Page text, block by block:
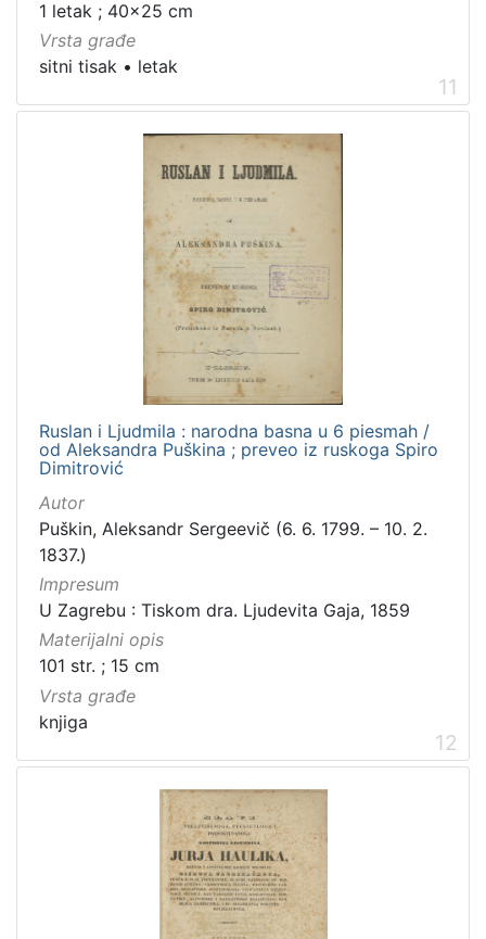
1 letak ; 40x25 cm
Vrsta građe
sitni tisak • letak
11
Ruslan i Ljudmila : narodna basna u 6 piesmah /
od Aleksandra Puškina ; preveo iz ruskoga Spiro
Dimitrović
Autor
Puškin, Aleksandr Sergeevič (6. 6. 1799. – 10. 2.
1837.)
Impresum
U Zagrebu : Tiskom dra. Ljudevita Gaja, 1859
Materijalni opis
101 str. ; 15 cm
Vrsta građe
knjiga
12